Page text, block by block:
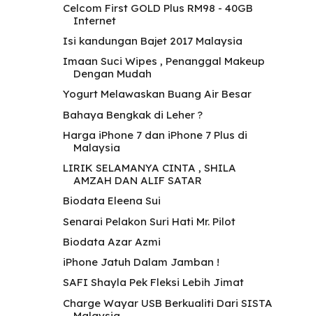
Celcom First GOLD Plus RM98 - 40GB
Internet
Isi kandungan Bajet 2017 Malaysia
Imaan Suci Wipes , Penanggal Makeup
Dengan Mudah
Yogurt Melawaskan Buang Air Besar
Bahaya Bengkak di Leher ?
Harga iPhone 7 dan iPhone 7 Plus di
Malaysia
LIRIK SELAMANYA CINTA , SHILA
AMZAH DAN ALIF SATAR
Biodata Eleena Sui
Senarai Pelakon Suri Hati Mr. Pilot
Biodata Azar Azmi
iPhone Jatuh Dalam Jamban !
SAFI Shayla Pek Fleksi Lebih Jimat
Charge Wayar USB Berkualiti Dari SISTA